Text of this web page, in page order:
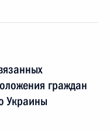
граждан
Украины